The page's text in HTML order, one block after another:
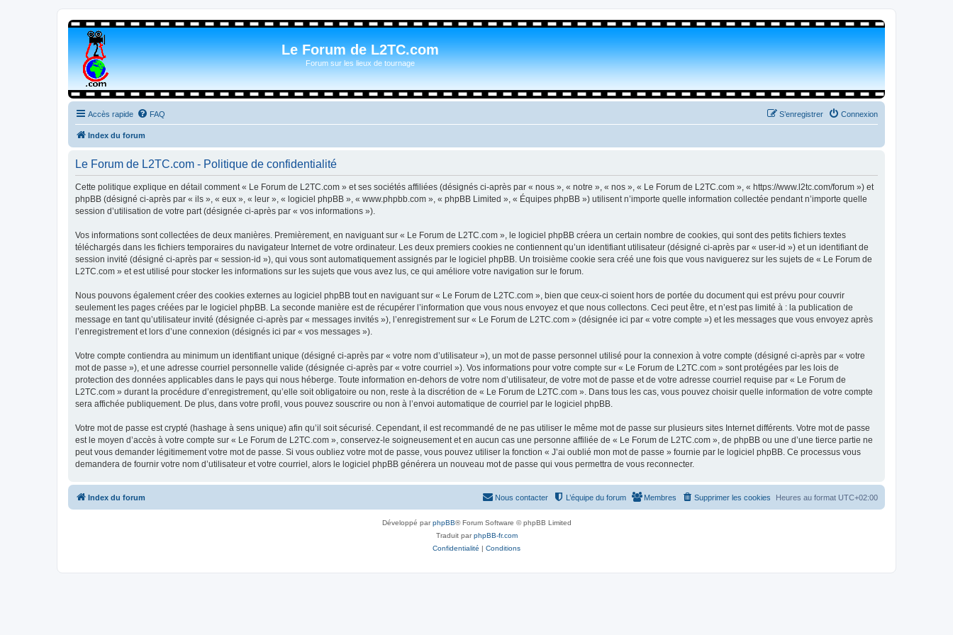
Le Forum de L2TC.com
Forum sur les lieux de tournage
Accès rapide FAQ Connexion
S’enregistrer
Index du forum
Le Forum de L2TC.com - Politique de confidentialité
Cette politique explique en détail comment « Le Forum de L2TC.com » et ses sociétés affiliées (désignés ci-après par « nous », « notre », « nos », « Le Forum de L2TC.com », « https://www.l2tc.com/forum ») et
phpBB (désigné ci-après par « ils », « eux », « leur », « logiciel phpBB », « www.phpbb.com », « phpBB Limited », « Équipes phpBB ») utilisent n’importe quelle information collectée pendant n’importe quelle
session d’utilisation de votre part (désignée ci-après par « vos informations »).
Vos informations sont collectées de deux manières. Premièrement, en naviguant sur « Le Forum de L2TC.com », le logiciel phpBB créera un certain nombre de cookies, qui sont des petits fichiers textes
téléchargés dans les fichiers temporaires du navigateur Internet de votre ordinateur. Les deux premiers cookies ne contiennent qu’un identifiant utilisateur (désigné ci-après par « user-id ») et un identifiant de
session invité (désigné ci-après par « session-id »), qui vous sont automatiquement assignés par le logiciel phpBB. Un troisième cookie sera créé une fois que vous naviguerez sur les sujets de « Le Forum de
L2TC.com » et est utilisé pour stocker les informations sur les sujets que vous avez lus, ce qui améliore votre navigation sur le forum.
Nous pouvons également créer des cookies externes au logiciel phpBB tout en naviguant sur « Le Forum de L2TC.com », bien que ceux-ci soient hors de portée du document qui est prévu pour couvrir
seulement les pages créées par le logiciel phpBB. La seconde manière est de récupérer l’information que vous nous envoyez et que nous collectons. Ceci peut être, et n’est pas limité à : la publication de
message en tant qu’utilisateur invité (désignée ci-après par « messages invités »), l’enregistrement sur « Le Forum de L2TC.com » (désignée ici par « votre compte ») et les messages que vous envoyez après
l’enregistrement et lors d’une connexion (désignés ici par « vos messages »).
Votre compte contiendra au minimum un identifiant unique (désigné ci-après par « votre nom d’utilisateur »), un mot de passe personnel utilisé pour la connexion à votre compte (désigné ci-après par « votre
mot de passe »), et une adresse courriel personnelle valide (désignée ci-après par « votre courriel »). Vos informations pour votre compte sur « Le Forum de L2TC.com » sont protégées par les lois de
protection des données applicables dans le pays qui nous héberge. Toute information en-dehors de votre nom d’utilisateur, de votre mot de passe et de votre adresse courriel requise par « Le Forum de
L2TC.com » durant la procédure d’enregistrement, qu’elle soit obligatoire ou non, reste à la discrétion de « Le Forum de L2TC.com ». Dans tous les cas, vous pouvez choisir quelle information de votre compte
sera affichée publiquement. De plus, dans votre profil, vous pouvez souscrire ou non à l’envoi automatique de courriel par le logiciel phpBB.
Votre mot de passe est crypté (hashage à sens unique) afin qu’il soit sécurisé. Cependant, il est recommandé de ne pas utiliser le même mot de passe sur plusieurs sites Internet différents. Votre mot de passe
est le moyen d’accès à votre compte sur « Le Forum de L2TC.com », conservez-le soigneusement et en aucun cas une personne affiliée de « Le Forum de L2TC.com », de phpBB ou une d’une tierce partie ne
peut vous demander légitimement votre mot de passe. Si vous oubliez votre mot de passe, vous pouvez utiliser la fonction « J’ai oublié mon mot de passe » fournie par le logiciel phpBB. Ce processus vous
demandera de fournir votre nom d’utilisateur et votre courriel, alors le logiciel phpBB générera un nouveau mot de passe qui vous permettra de vous reconnecter.
Index du forum Heures au format UTC+02:00
Supprimer les cookies
Membres
L’équipe du forum
Nous contacter
Développé parphpBB® Forum Software © phpBB Limited
Traduit parphpBB-fr.com
Confidentialité | Conditions